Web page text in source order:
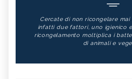
Cercate di non ricongelare
infatti due fattori, uno igienico
ricongelamento moltiplica i
di animali e